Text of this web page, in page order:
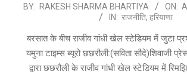
2026-
05
BY: RAKESH SHARMA BHARTIYA ON:
IN: राजनीति, हरियाणा
​बरसात के बीच राजीव गांधी खेल स्टेडियम में जुटा
यमुना टाइम्स ब्यूरो ​छछरौली:(सविता सौदे)शिवाजी
द्वारा छछरौली के राजीव गांधी खेल स्टेडियम में